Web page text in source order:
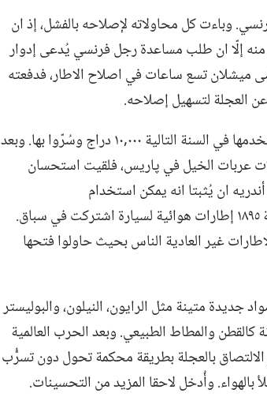
رجل فرنسي.‏ وباءت كل محاولاته لإصلاحه بالفشل،‏ إذ ان
منه إلّا ان طلب مساعدة رجل فرنسي يُدعى إدوار
ميشلان تسع ساعات في اصلاح الاطار،‏ فدفعته
العجلة لتسهيل إصلاحه.‏
نجحت إطارات ميشلان نجاحا باهرا بحيث استخدمها في السنة التالية ٠٠٠‏,١٠ دراج وسُرّوا بها.‏ وبعد
عربات الخيل في پاريس،‏ فلقيت استحسان
ان يُثبتا انه يمكن استخدام
العجلات الهوائية في السيارات الآلية،‏ فركّبا سنة ١٨٩٥ إطارات هوائية لسيارة اشتركت في سباق.‏
غير العادية الناس بحيث حاولوا فتحها
جديدة متينة مثل الرايون،‏ النيلون،‏ والبوليستر
والمطاط الطبيعي.‏ وبعد الحرب العالمية
الالتصاق بالعجلة بطريقة محكمة تحول دون تسرُّب
بالهواء.‏ وأُدخل لاحقا المزيد من التحسينات.‏